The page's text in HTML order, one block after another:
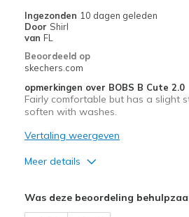
Sizing
View On Shoes
Ingezonden 10 dagen geleden
Door Shirl
van FL
Beoordeeld op
skechers.com
opmerkingen over BOBS B Cute 2.0
Fairly comfortable but has a slight
soften with washes.
Vertaling weergeven
Meer details
Was deze beoordeling